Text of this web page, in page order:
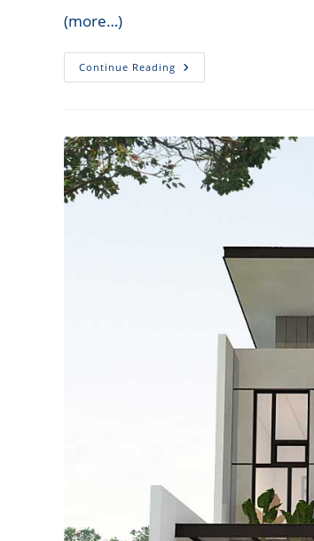
(more…)
Continue Reading Desain
Rumah